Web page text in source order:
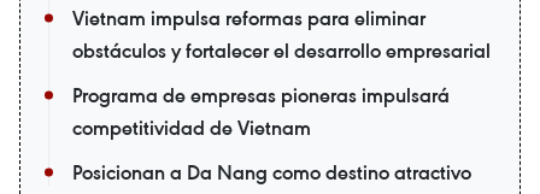
Vietnam impulsa reformas para eliminar
obstáculos y fortalecer el desarrollo empresarial
Programa de empresas pioneras impulsará
competitividad de Vietnam
Posicionan a Da Nang como destino atractivo